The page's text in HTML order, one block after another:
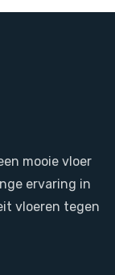
mooie vloer
ervaring in
vloeren tegen